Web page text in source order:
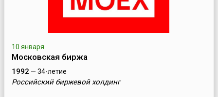
10 января
Московская биржа
1992 — 34-летие
Российский биржевой холдинг